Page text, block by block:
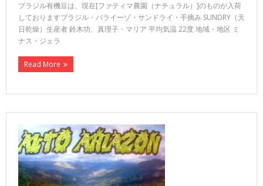
ブラジル有機豆は、現在[ファティマ農園（ナチュラル）]のものが入荷
しておりますブラジル・パライーゾ・サンドライ・手摘み SUNDRY（天
日乾燥）生産者 鈴木功、真理子・マリア 平均気温 22度 地域・地区 ミ
ナス・ジェラ
Read More